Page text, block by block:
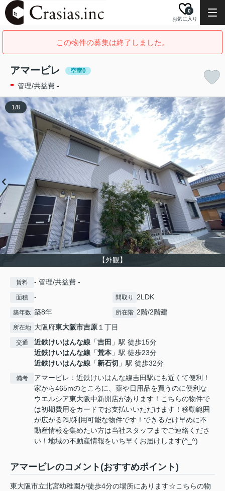
お気に入り
0
この物件の募集は終了しました。
アマービレ 空室0
- 管理/共益費 -
【外観】
1/8
賃料 - 管理/共益費 -
面積 - 間取り 2LDK
築年数 築8年 所在階 2階/2階建
所在地 大阪府東大阪市吉原１丁目
交通 近鉄けいはんな線 「吉田 」駅 徒歩15分
近鉄けいはんな線 「荒本 」駅 徒歩23分
近鉄けいはんな線 「新石切 」駅 徒歩32分
備考
アマービレ：近鉄けいはんな線吉田駅にも近くて便利！
家から465mのところに、薬や日用品を買うのに便利な
ウエルシア東大阪中新開店があります！こちらの物件で
は初期費用をカードでお支払いいただけます！移動範囲
が広がる2駅利用可能な物件です！できるだけ早めに不
動産情報を集めたい方は当社スタッフまでご連絡くださ
い！地域の不動産情報をいち早くお届けします(^_^)
アマービレのコメント(おすすめポイント)
東大阪市立北宮幼稚園が徒歩4分の場所にあります☆こちらの物